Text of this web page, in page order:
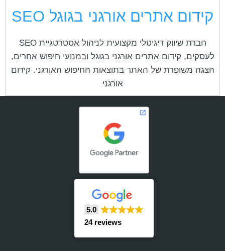
קידום אתרים אורגני בגוגל SEO
חברת שיווק דיגיטלי מקצועית לניהול אסטרטגיית SEO
לעסקים, קידום אתרים אורגני בגוגל ובמנועי חיפוש אחרים,
הצגה משופרת של האתר בתוצאות החיפוש האורגני. קידום
אורגני
5.0
24 reviews